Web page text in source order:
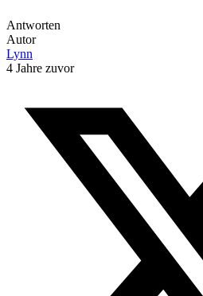
Antworten
Autor
Lynn
4 Jahre zuvor